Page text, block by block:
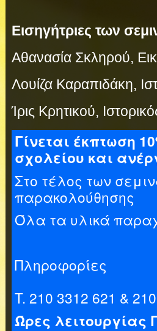
Εισηγήτριες των
Αθανασία Σκληρού,
Λουίζα Καραπιδάκη,
Ίρις Κρητικού,
Γίνεται έκπτωση
σχολείου και
Στο τέλος των
παρακολούθησης
Όλα τα υλικά
Πληροφορίες
T. 210 3312 621 &
Ώρες λειτουργίας